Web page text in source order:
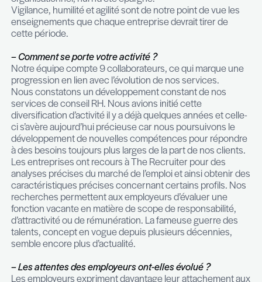
–Quelles leçons sont à tirer de la crise en
Rien n’est acquis et les certitudes en entreprise
pas. Les organisations du travail ont été
équipes ont été mises sous pression, les
ont été mis à rude épreuve. L’agilité des individus
entreprises a été nécessaire pour faire face à des
situations humaines et managériales tout à fait
L’une des leçons est en quelque-sorte de
vigilant et flexible ; la viabilité économique de
entreprise peut être remise en cause sur une
temps rapide et cela est encore plus dur à
lorsque les facteurs externes et peu
en jeu.
Si certaines entreprises ont connu une période
reconnaitre que cela reste marginal. D’une
d’une autre, que ce soit au niveau humain,
organisationnel, nul n’a été épargné.
Vigilance, humilité et agilité sont de notre point